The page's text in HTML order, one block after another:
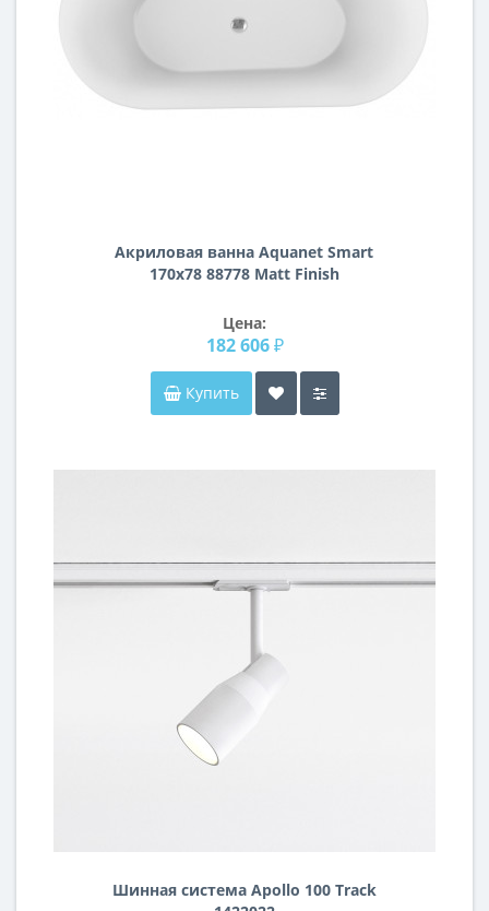
Акриловая ванна Aquanet Smart
170x78 88778 Matt Finish
Цена:
182 606 ₽
Купить
Шинная система Apollo 100 Track